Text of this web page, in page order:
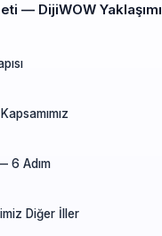
— DijiWOW Yaklaşımı
6 Adım
Diğer İller